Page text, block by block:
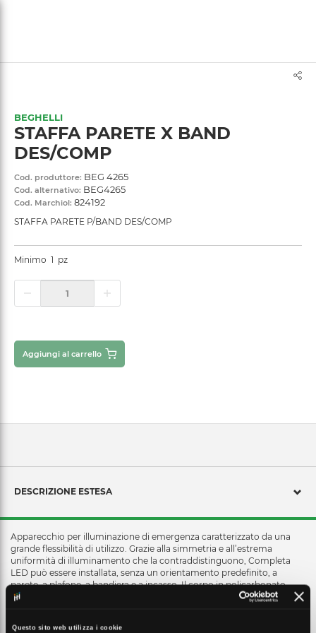
Questo sito web utilizza i cookie
BEGHELLI
STAFFA PARETE X BAND
DES/COMP
Cod. produttore: BEG 4265
Cod. alternativo: BEG4265
Cod. Marchiol: 824192
STAFFA PARETE P/BAND DES/COMP
Minimo 1 pz
Aggiungi al carrello
DESCRIZIONE ESTESA
Apparecchio per illuminazione di emergenza caratterizzato da una
grande flessibilità di utilizzo. Grazie alla simmetria e all’estrema
uniformità di illuminamento che la contraddistinguono, Completa
LED può essere installata, senza un orientamento predefinito, a
parete, a plafone, a bandiera e a incasso. Il corpo in policarbonato
ospita al suo interno un’ottica a doppia riflessione, che a sua volta